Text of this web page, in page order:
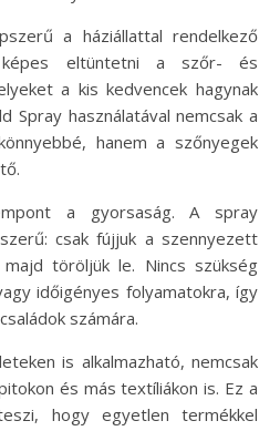
a háziállattal rendelkező
képes eltüntetni a szőr- és
a kis kedvencek hagynak
Spray használatával nemcsak a
hanem a szőnyegek
a gyorsaság. A spray
csak fújjuk a szennyezett
töröljük le. Nincs szükség
időigényes folyamatokra, így
számára.
is alkalmazható, nemcsak
és más textíliákon is. Ez a
hogy egyetlen termékkel